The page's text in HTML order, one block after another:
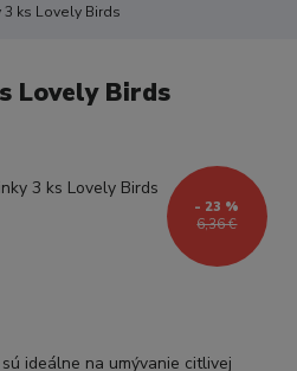
3 ks Lovely Birds
Lovely Birds
6,36 €
- 23 %
ideálne na umývanie citlivej